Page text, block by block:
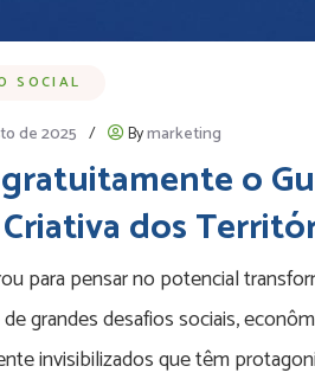
SOCIAL
de 2025 / Bymarketing
o
dos
para pensar no potencial
grandes desafios sociais,
invisibilizados que têm